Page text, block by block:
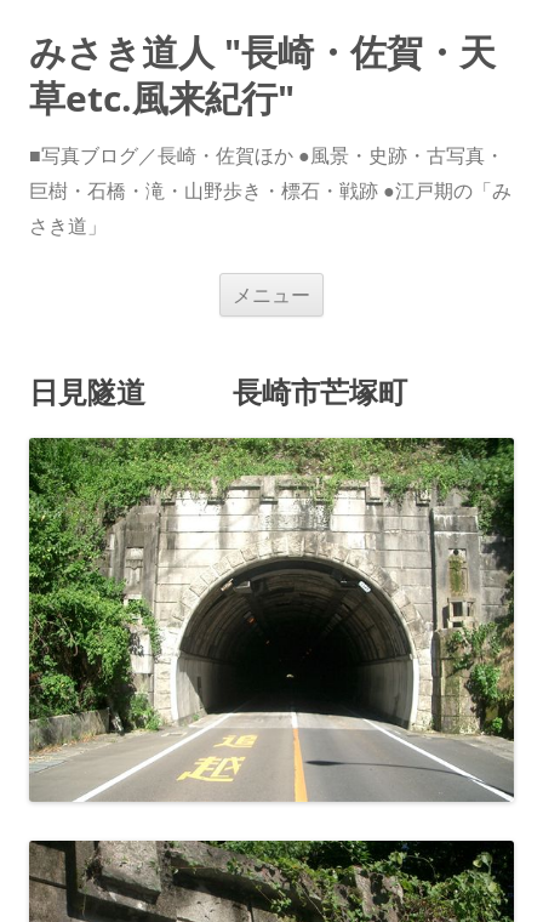
みさき道人 "長崎・佐賀・天
草etc.風来紀行"
■写真ブログ／長崎・佐賀ほか ●風景・史跡・古写真・
巨樹・石橋・滝・山野歩き・標石・戦跡 ●江戸期の「み
さき道」
メニュー
ス
キ
プ
日見隧道 長崎市芒塚町